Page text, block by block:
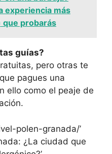
experiencia más
que probarás
guías?
pero otras te
pagues una
ello como el peaje de
polen-granada/’
¿La ciudad que